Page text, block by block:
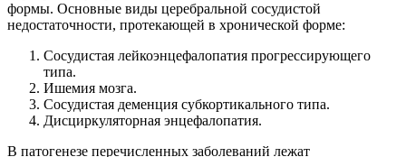
формы. Основные виды церебральной сосудистой
недостаточности, протекающей в хронической форме:
Сосудистая лейкоэнцефалопатия прогрессирующего
типа.
Ишемия мозга.
Сосудистая деменция субкортикального типа.
Дисциркуляторная энцефалопатия.
В патогенезе перечисленных заболеваний лежат